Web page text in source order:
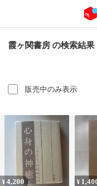
霞ヶ関書房 の検索結果
販売中のみ表示
¥4,200 ¥